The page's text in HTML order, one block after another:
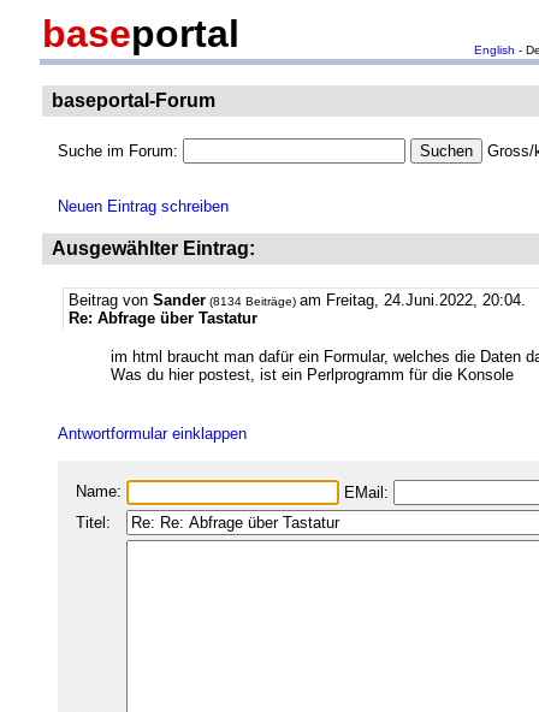
baseportal English -
baseportal-Forum
Suche im Forum: Gross/
Neuen Eintrag schreiben
Ausgewählter Eintrag:
Beitrag von Sander (8134 Beiträge) am Freitag, 24.Juni.2022, 20:04.
Re: Abfrage über Tastatur
im html braucht man dafür ein Formular, welches die Daten
Was du hier postest, ist ein Perlprogramm für die Konsole
Antwortformular einklappen
Name:
EMail:
Titel: